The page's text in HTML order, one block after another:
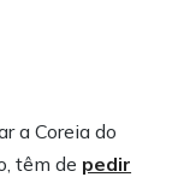
a Coreia do
têm de pedir